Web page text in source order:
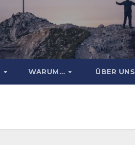
WARUM… ÜBER UNS